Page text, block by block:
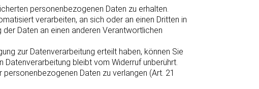
personenbezogenen Daten zu erhalten.
verarbeiten, an sich oder an einen Dritten in
Daten an einen anderen Verantwortlichen
zur Datenverarbeitung erteilt haben, können Sie
bleibt vom Widerruf unberührt.
Daten zu verlangen (Art. 21